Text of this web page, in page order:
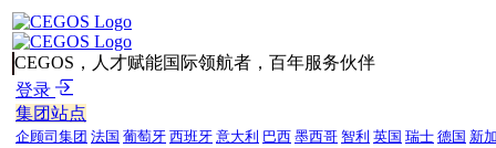
CEGOS，人才赋能国际领航者，百年服务伙伴
登录
集团站点
企顾司集团 法国 葡萄牙 西班牙 意大利 巴西 墨西哥 智利 英国 瑞士 德国 新